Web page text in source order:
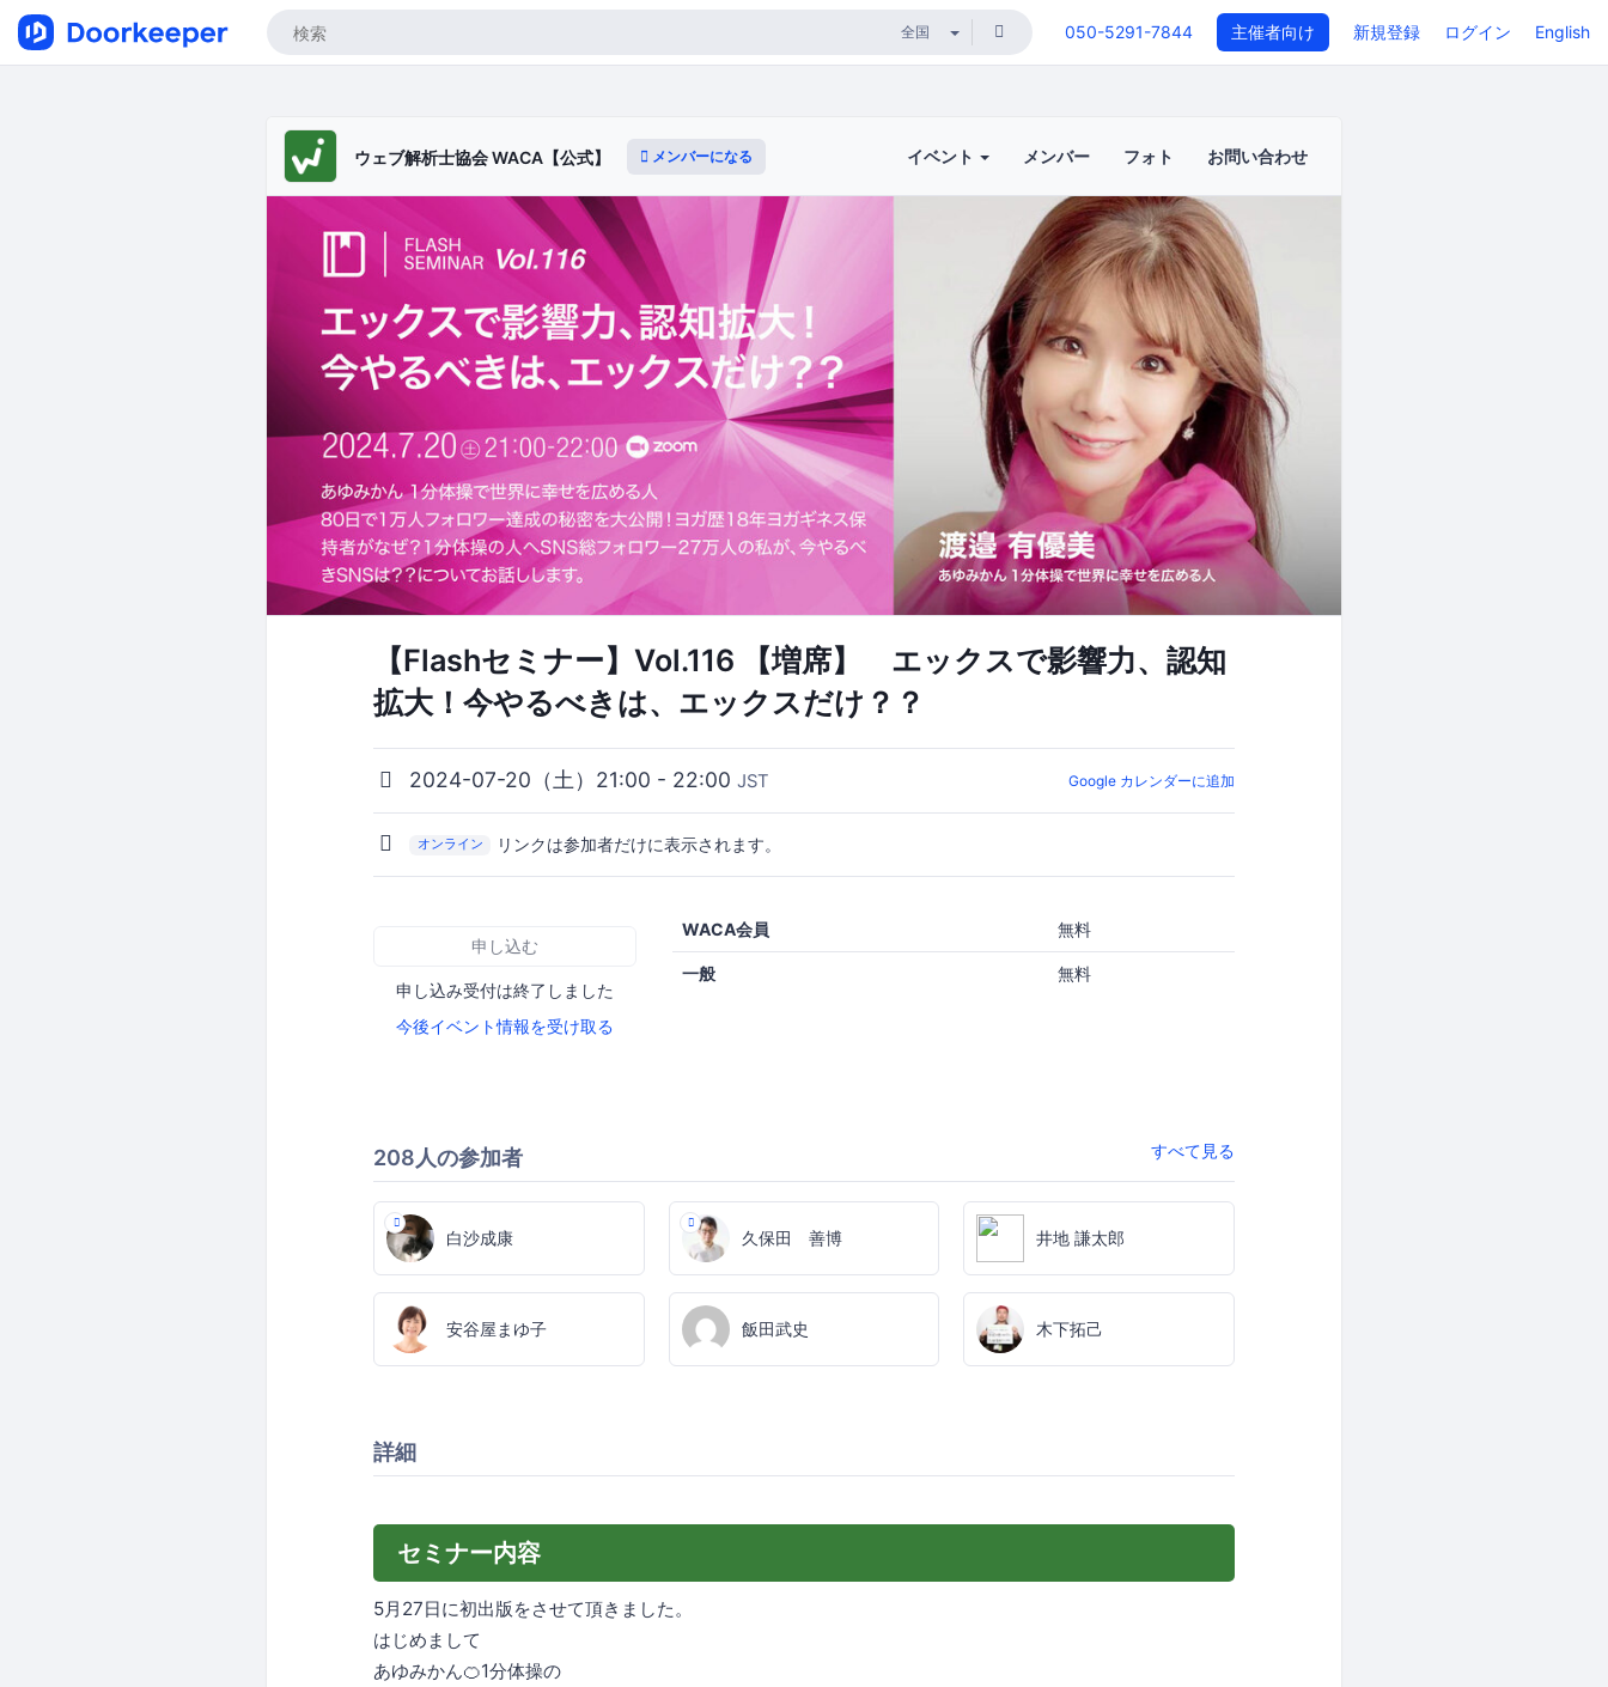
050-5291-7844 主催者向け 新規登録 ログイン English
ウェブ解析士協会 WACA【公式】 メンバーになる イベント メンバー フォト お問い合わせ
【Flashセミナー】Vol.116 【増席】 エックスで影響力、認知
拡大！今やるべきは、エックスだけ？？
2024-07-20（土）21:00 - 22:00 JST Google カレンダーに追加
オンライン リンクは参加者だけに表示されます。
申し込む
申し込み受付は終了しました
今後イベント情報を受け取る
WACA会員 無料
一般 無料
208人の参加者 すべて見る
白沙成康 久保田 善博 井地 謙太郎
安谷屋まゆ子 飯田武史 木下拓己
詳細
セミナー内容
5月27日に初出版をさせて頂きました。
はじめまして
あゆみかん🍊1分体操の